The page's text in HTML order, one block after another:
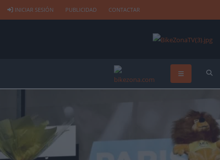
INICIAR SESIÓN PUBLICIDAD CONTACTAR